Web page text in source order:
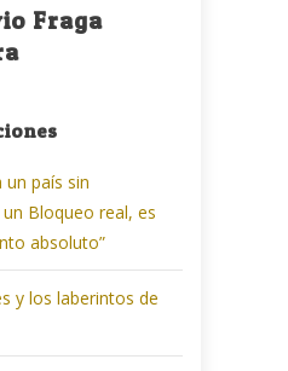
Fraga
un país sin
Bloqueo real, es
absoluto”
y los laberintos de